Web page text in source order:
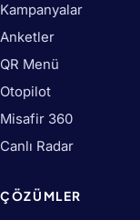
Kampanyalar
Anketler
QR Menü
Otopilot
Misafir 360
Canlı Radar
ÇÖZÜMLER